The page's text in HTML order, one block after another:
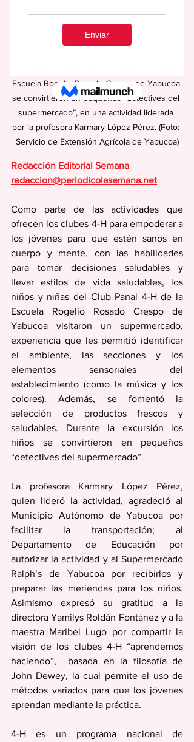
Escuela Rogelio Rosado Crespo de Yabucoa
se convirtieron en pequeños “detectives del
supermercado”, en una actividad liderada
por la profesora Karmary López Pérez. (Foto:
Servicio de Extensión Agrícola de Yabucoa)
Redacción Editorial Semana
redaccion@periodicolasemana.net
Como parte de las actividades que
ofrecen los clubes 4-H para empoderar a
los jóvenes para que estén sanos en
cuerpo y mente, con las habilidades
para tomar decisiones saludables y
llevar estilos de vida saludables, los
niños y niñas del Club Panal 4-H de la
Escuela Rogelio Rosado Crespo de
Yabucoa visitaron un supermercado,
experiencia que les permitió identificar
el ambiente, las secciones y los
elementos sensoriales del
establecimiento (como la música y los
colores). Además, se fomentó la
selección de productos frescos y
saludables. Durante la excursión los
niños se convirtieron en pequeños
“detectives del supermercado”.
La profesora Karmary López Pérez,
quien lideró la actividad, agradeció al
Municipio Autónomo de Yabucoa por
facilitar la transportación; al
Departamento de Educación por
autorizar la actividad y al Supermercado
Ralph’s de Yabucoa por recibirlos y
preparar las meriendas para los niños.
Asimismo expresó su gratitud a la
directora Yamilys Roldán Fontánez y a la
maestra Maribel Lugo por compartir la
visión de los clubes 4-H “aprendemos
haciendo”,  basada en la filosofía de
John Dewey, la cual permite el uso de
métodos variados para que los jóvenes
aprendan mediante la práctica.
4-H es un programa nacional de